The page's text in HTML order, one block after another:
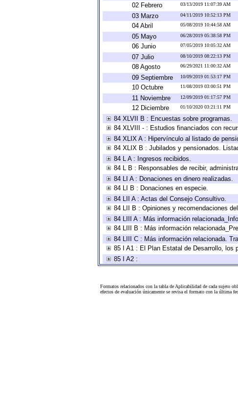
02 Febrero 03/13/2019 11:07:39 AM
03 Marzo 04/11/2019 10:52:13 PM
04 Abril 05/08/2019 10:44:58 AM
05 Mayo 06/28/2019 05:38:58 PM
06 Junio 07/05/2019 10:05:32 AM
07 Julio 08/10/2019 08:22:13 PM
08 Agosto 06/29/2021 11:00:32 AM
09 Septiembre 10/09/2019 01:53:17 PM
10 Octubre 11/08/2019 03:00:51 PM
11 Noviembre 12/09/2019 01:17:57 PM
12 Diciembre 01/10/2020 03:21:11 PM
84 XLVII B : Encuestas sobre programas.
84 XLVIII - : Estudios financiados con
84 XLIX A : Hipervínculo al listado de
84 XLIX B : Jubilados y pensionados.
84 L A : Ingresos recibidos.
84 L B : Responsables de recibir,
84 LI A : Donaciones en dinero realizadas.
84 LI B : Donaciones en especie.
84 LII A : Actas del Consejo Consultivo.
84 LII B : Opiniones y recomendaciones
84 LIII A : Más información
84 LIII B : Más información
84 LIII C : Más información relacionada.
85 I A1 : El Plan Estatal de Desarrollo, los
85 I A2 :
Formatos relacionados con la tabla de Aplicabilidad de cada sujeto
efectos de evaluación únicamente se revisa el formato con la última